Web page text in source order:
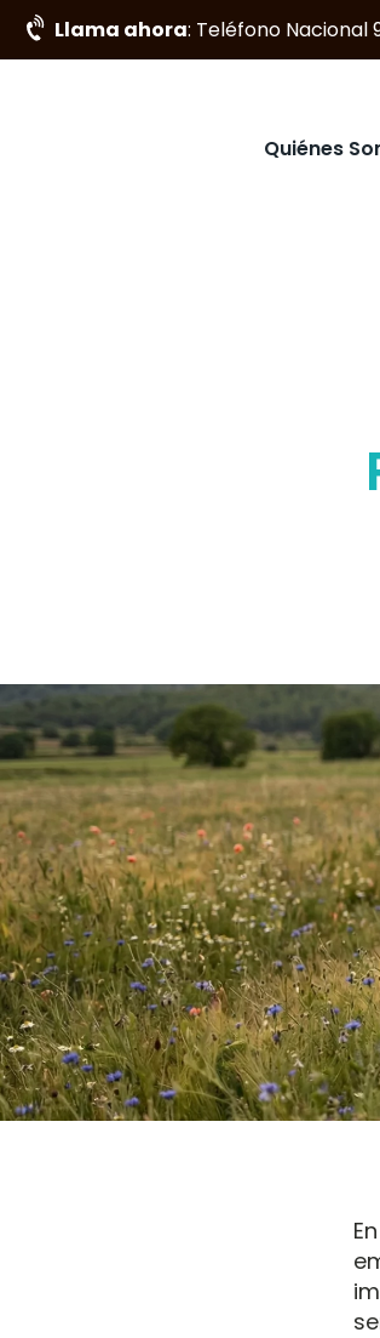
Llama ahora: Teléfono Nacional
Quiénes